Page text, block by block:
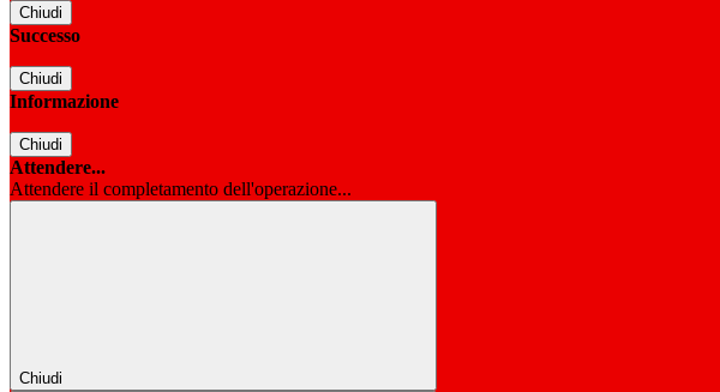
Chiudi
Successo
Chiudi
Informazione
Chiudi
Attendere...
Attendere il completamento dell'operazione...
Chiudi